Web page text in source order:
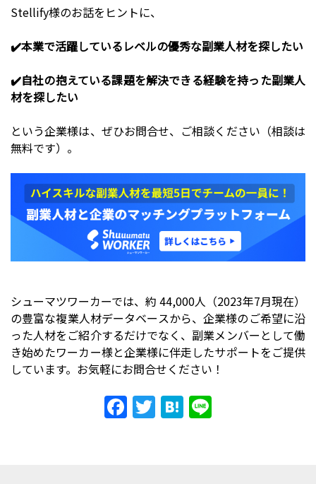
Stellify様のお話をヒントに、
✔️本業で活躍しているレベルの優秀な副業人材を探したい
✔️自社の抱えている課題を解決できる経験を持った副業人
材を探したい
という企業様は、ぜひお問合せ、ご相談ください（相談は
無料です）。
シューマツワーカーでは、約 44,000人（2023年7月現在）
の豊富な複業人材データベースから、企業様のご希望に沿
った人材をご紹介するだけでなく、副業メンバーとして働
き始めたワーカー様と企業様に伴走したサポートをご提供
しています。お気軽にお問合せください！
F T H